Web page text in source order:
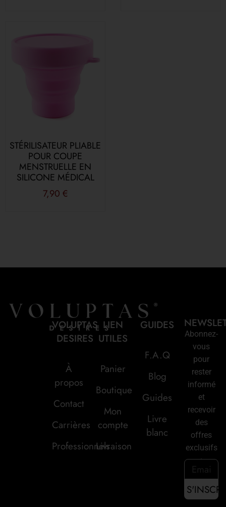
STÉRILISATEUR PLIABLE
POUR COUPE
MENSTRUELLE EN
SILICONE MÉDICAL
7,90 €
VOLUPTAS
DESIRES
À
propos
Contact
Carrières
Professionnels
LIEN
UTILES
Panier
Boutique
Mon
compte
Livraison
GUIDES
F.A.Q
Blog
Guides
Livre
blanc
Abonnez-
vous
pour
rester
informé
et
recevoir
des
offres
exclusifs
: